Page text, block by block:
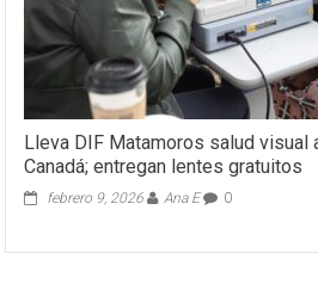
Lleva DIF Matamoros salud visual
Canadá; entregan lentes gratuitos
febrero 9, 2026 Ana E 0